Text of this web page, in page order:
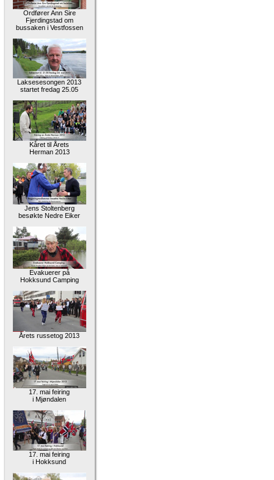
Ordfører Ann Sire
Fjerdingstad om
bussaken i Vestfossen
Laksesesongen 2013
startet fredag 25.05
Kåret til Årets
Herman 2013
Jens Stoltenberg
besøkte Nedre Eiker
Evakuerer på
Hokksund Camping
Årets russetog 2013
17. mai feiring
i Mjøndalen
17. mai feiring
i Hokksund